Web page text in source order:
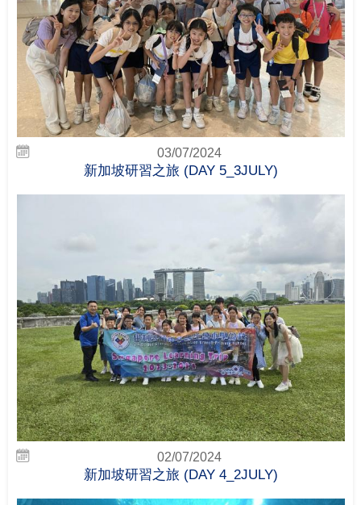
03/07/2024
新加坡研習之旅 (DAY 5_3JULY)
02/07/2024
新加坡研習之旅 (DAY 4_2JULY)